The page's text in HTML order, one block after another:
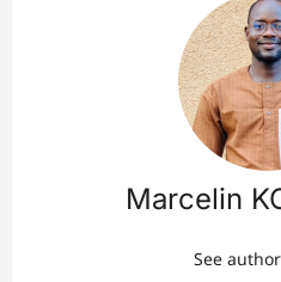
Marcelin
See